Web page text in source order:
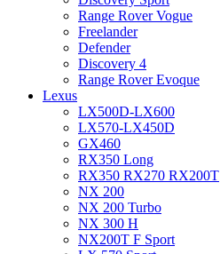
Range Rover Vogue
Freelander
Defender
Discovery 4
Range Rover Evoque
Lexus
LX500D-LX600
LX570-LX450D
GX460
RX350 Long
RX350 RX270 RX200T
NX 200
NX 200 Turbo
NX 300 H
NX200T F Sport